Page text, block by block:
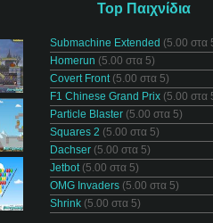
Top Παιχνίδια
Submachine Extended (5.00 στα
Homerun (5.00 στα 5)
Covert Front(5.00 στα 5)
F1 Chinese Grand Prix (5.00 στα
Particle Blaster (5.00 στα 5)
Squares 2 (5.00 στα 5)
Dachser (5.00 στα 5)
Jetbot(5.00 στα 5)
OMG Invaders (5.00 στα 5)
Shrink (5.00 στα 5)